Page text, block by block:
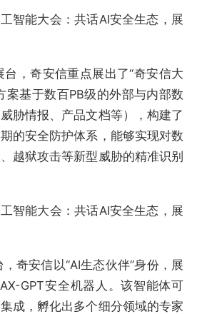
，奇安信重点展出了“奇安信大
案基于数百PB级的外部与内部数
胁情报、产品文档等），构建了
的安全防护体系，能够实现对数
越狱攻击等新型威胁的精准识别
奇安信以“AI生态伙伴”身份，展
GPT安全机器人。该智能体可
成，孵化出多个细分领域的专家